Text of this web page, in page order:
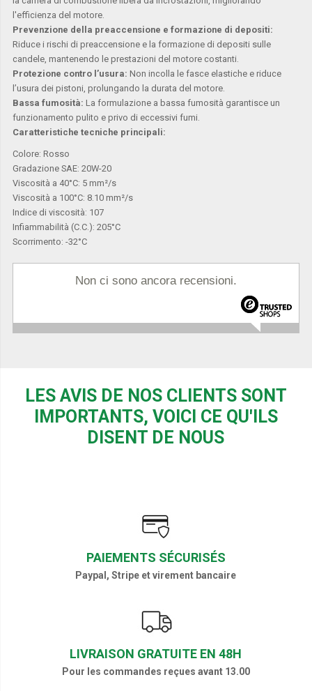
l'efficienza del motore.
Prevenzione della preaccensione e formazione di depositi:
Riduce i rischi di preaccensione e la formazione di depositi sulle
candele, mantenendo le prestazioni del motore costanti.
Protezione contro l’usura: Non incolla le fasce elastiche e riduce
l’usura dei pistoni, prolungando la durata del motore.
Bassa fumosità: La formulazione a bassa fumosità garantisce un
funzionamento pulito e privo di eccessivi fumi.
Caratteristiche tecniche principali:
Colore: Rosso
Gradazione SAE: 20W-20
Viscosità a 40°C: 5 mm²/s
Viscosità a 100°C: 8.10 mm²/s
Indice di viscosità: 107
Infiammabilità (C.C.): 205°C
Scorrimento: -32°C
Non ci sono ancora recensioni.
LES AVIS DE NOS CLIENTS SONT
IMPORTANTS, VOICI CE QU'ILS
DISENT DE NOUS
PAIEMENTS SÉCURISÉS
Paypal, Stripe et virement bancaire
LIVRAISON GRATUITE EN 48H
Pour les commandes reçues avant 13.00